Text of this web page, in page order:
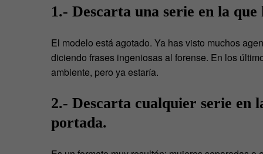
1.- Descarta una serie en la
El modelo está agotado. Ya has visto muchos
diciendo frases ingeniosas al forense. En los
ambiente, pero ya estaría.
2.- Descarta cualquier serie en
portada.